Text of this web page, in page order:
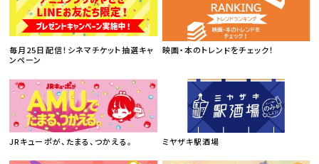
毎月25日配信！シネマチケット抽選キャ
ンペーン
映画・本のトレンドをチェック！
JRキューポが、たまる、つかえる。 ミヤザキ駅酒場